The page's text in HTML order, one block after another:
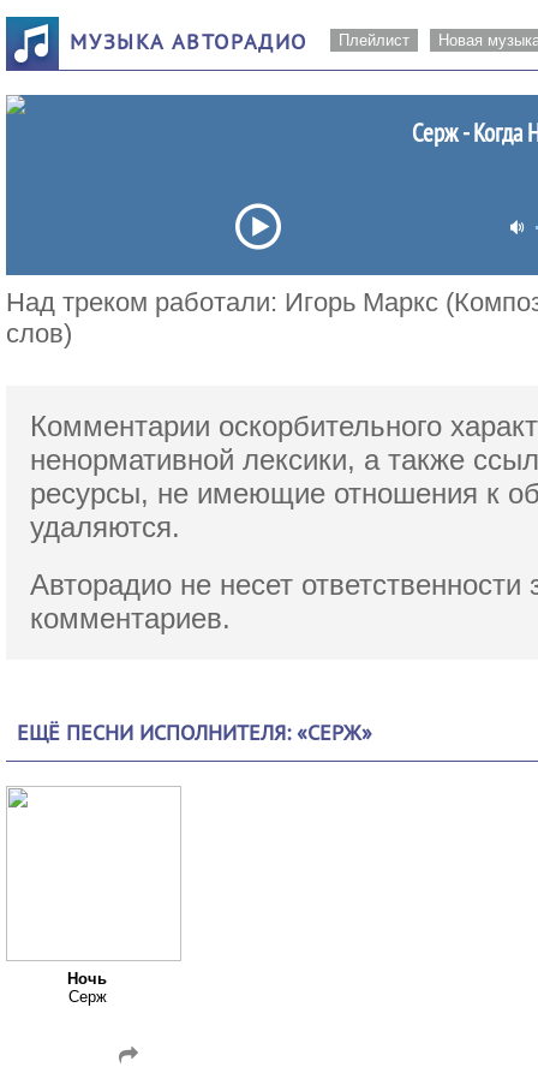
МУЗЫКА АВТОРАДИО Плейлист Новая
Серж - Когда
Над треком работали: Игорь Маркс
слов)
Комментарии оскорбительного
ненормативной лексики, а также
ресурсы, не имеющие отношения к
удаляются.
Авторадио не несет ответственности
комментариев.
ЕЩЁ ПЕСНИ ИСПОЛНИТЕЛЯ: «СЕРЖ»
Ночь
Серж